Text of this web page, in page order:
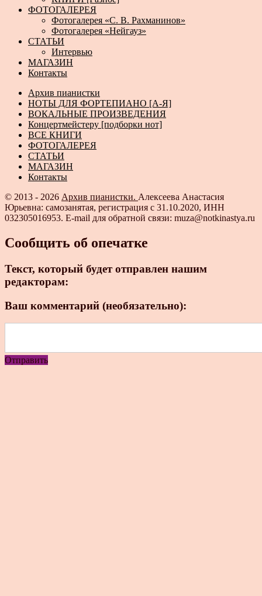
ФОТОГАЛЕРЕЯ
Фотогалерея «С. В. Рахманинов»
Фотогалерея «Нейгауз»
СТАТЬИ
Интервью
МАГАЗИН
Контакты
Архив пианистки
НОТЫ ДЛЯ ФОРТЕПИАНО [А-Я]
ВОКАЛЬНЫЕ ПРОИЗВЕДЕНИЯ
Концертмейстеру [подборки нот]
ВСЕ КНИГИ
ФОТОГАЛЕРЕЯ
СТАТЬИ
МАГАЗИН
Контакты
© 2013 - 2026 Архив пианистки. Алексеева Анастасия
Юрьевна: самозанятая, регистрация с 31.10.2020, ИНН
032305016953. E-mail для обратной связи: muza@notkinastya.ru
Сообщить об опечатке
Текст, который будет отправлен нашим
редакторам:
Ваш комментарий (необязательно):
Отправить